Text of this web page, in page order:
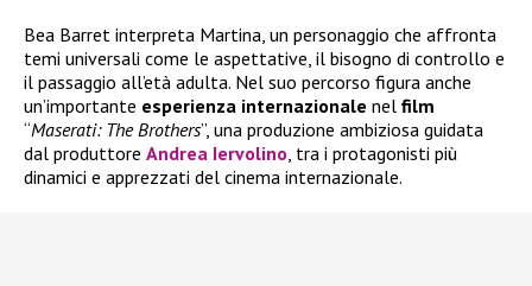
Bea Barret interpreta Martina, un personaggio che affronta
temi universali come le aspettative, il bisogno di controllo e
il passaggio all’età adulta. Nel suo percorso figura anche
un’importante esperienza internazionale nel film
“Maserati: The Brothers”, una produzione ambiziosa guidata
dal produttore Andrea Iervolino , tra i protagonisti più
dinamici e apprezzati del cinema internazionale.